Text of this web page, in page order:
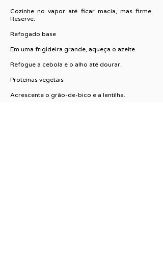
Cozinhe no vapor até ficar macia, mas firme.
Reserve.
Refogado base
Em uma frigideira grande, aqueça o azeite.
Refogue a cebola e o alho até dourar.
Proteínas vegetais
Acrescente o grão-de-bico e a lentilha.